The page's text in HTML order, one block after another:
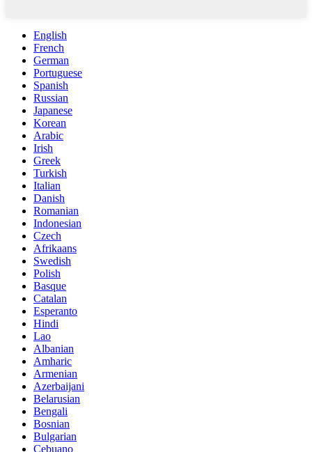
English
French
German
Portuguese
Spanish
Russian
Japanese
Korean
Arabic
Irish
Greek
Turkish
Italian
Danish
Romanian
Indonesian
Czech
Afrikaans
Swedish
Polish
Basque
Catalan
Esperanto
Hindi
Lao
Albanian
Amharic
Armenian
Azerbaijani
Belarusian
Bengali
Bosnian
Bulgarian
Cebuano